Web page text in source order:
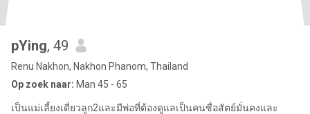
pYing, 49
Renu Nakhon, Nakhon Phanom, Thailand
Op zoek naar: Man 45 - 65
เป็นแม่เลี้ยงเดี่ยวลูก2และมีพ่อที่ต้องดูแลเป็นคนซื่อสัตย์มั่นคงและ